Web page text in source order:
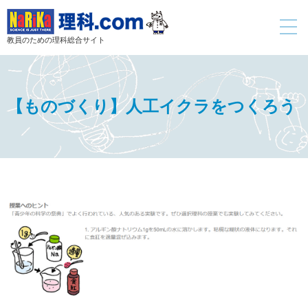
教員のための理科総合サイト
toggle
【ものづくり】人工イクラをつくろう